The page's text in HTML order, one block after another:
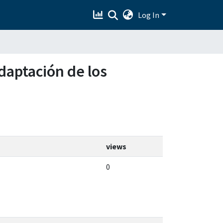
Log In
de los
views
0